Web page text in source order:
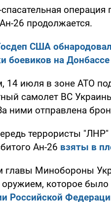
26 продолжается.
США
боевиков на
14 июля в зоне АТО
самолет ВС
ними отправлена
террористы "ЛНР"
Ан-26 взяты в
главы Минобороны
которое было
Российской